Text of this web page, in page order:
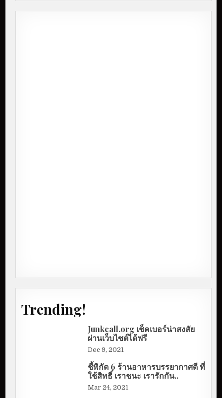
Trending!
Junkcall.org เช็คเบอร์น่าสงสัย
ผ่านเว็บไซต์ได้ฟรี
Dec 9, 2021
ชี้พิกัด 6 ร้านอาหารบรรยากาศดี ที่
ใช้สิทธิ์ เราชนะ เรารักกัน..
Mar 24, 2021